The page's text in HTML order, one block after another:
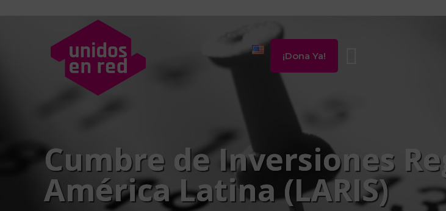
¡Dona Ya!
Cumbre de Inversiones
América Latina (LARIS)